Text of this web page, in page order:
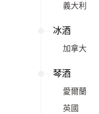
義大利
冰酒
加拿大
琴酒
愛爾蘭
英國